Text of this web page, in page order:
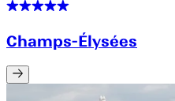
Champs-Élysées